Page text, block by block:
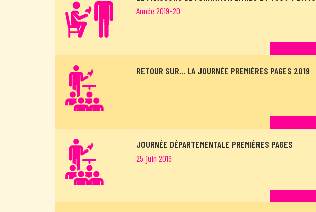
Année 2019-20
RETOUR SUR… LA JOURNÉE PREMIÈRES PAGES 2019
JOURNÉE DÉPARTEMENTALE PREMIÈRES PAGES
25 juin 2019